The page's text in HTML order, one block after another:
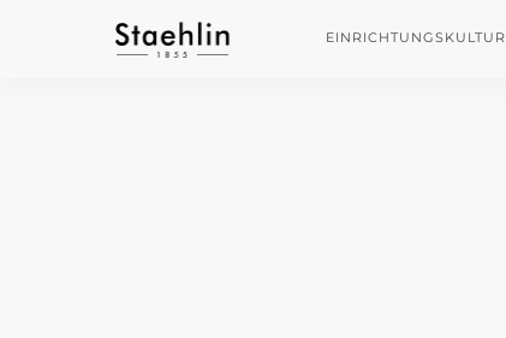
EINRICHTUNGSKULTUR